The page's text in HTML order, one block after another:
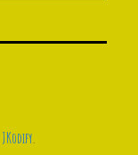
JKodify.